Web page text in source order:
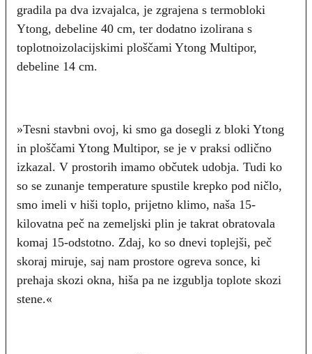
gradila pa dva izvajalca, je zgrajena s termobloki
Ytong, debeline 40 cm, ter dodatno izolirana s
toplotnoizolacijskimi ploščami Ytong Multipor,
debeline 14 cm.
»Tesni stavbni ovoj, ki smo ga dosegli z bloki Ytong
in ploščami Ytong Multipor, se je v praksi odlično
izkazal. V prostorih imamo občutek udobja. Tudi ko
so se zunanje temperature spustile krepko pod ničlo,
smo imeli v hiši toplo, prijetno klimo, naša 15-
kilovatna peč na zemeljski plin je takrat obratovala
komaj 15-odstotno. Zdaj, ko so dnevi toplejši, peč
skoraj miruje, saj nam prostore ogreva sonce, ki
prehaja skozi okna, hiša pa ne izgublja toplote skozi
stene.«